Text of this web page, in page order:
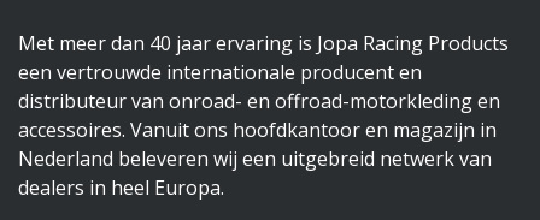
Met meer dan 40 jaar ervaring is Jopa Racing Products
een vertrouwde internationale producent en
distributeur van onroad- en offroad-motorkleding en
accessoires. Vanuit ons hoofdkantoor en magazijn in
Nederland beleveren wij een uitgebreid netwerk van
dealers in heel Europa.